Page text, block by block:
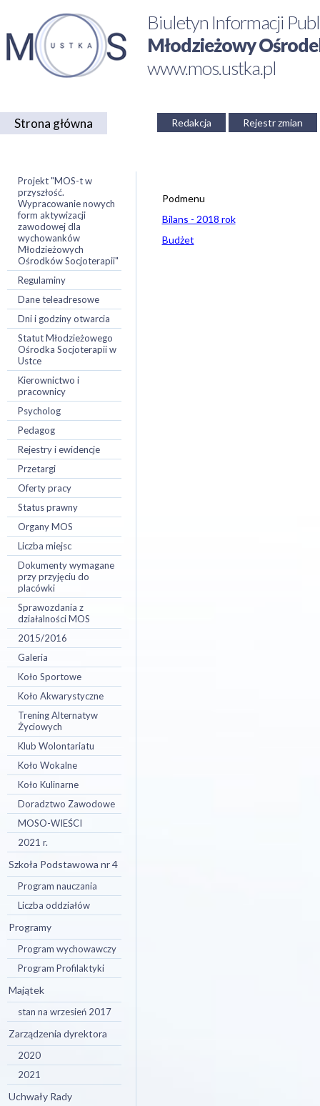
Biuletyn Informacji
Młodzieżowy
www.mos.ustka.pl
Strona główna Redakcja Rejestr zmian
Projekt "MOS-t w
przyszłość.
Wypracowanie nowych
form aktywizacji
zawodowej dla
wychowanków
Młodzieżowych
Ośrodków Socjoterapii"
Regulaminy
Dane teleadresowe
Dni i godziny otwarcia
Statut Młodzieżowego
Ośrodka Socjoterapii w
Ustce
Kierownictwo i
pracownicy
Psycholog
Pedagog
Rejestry i ewidencje
Przetargi
Oferty pracy
Status prawny
Organy MOS
Liczba miejsc
Dokumenty wymagane
przy przyjęciu do
placówki
Sprawozdania z
działalności MOS
2015/2016
Galeria
Koło Sportowe
Koło Akwarystyczne
Trening Alternatyw
Życiowych
Klub Wolontariatu
Koło Wokalne
Koło Kulinarne
Doradztwo Zawodowe
MOSO-WIEŚCI
2021 r.
Szkoła Podstawowa nr 4
Program nauczania
Liczba oddziałów
Programy
Program wychowawczy
Program Profilaktyki
Majątek
stan na wrzesień 2017
Zarządzenia dyrektora
2020
2021
Uchwały Rady
Podmenu
Bilans - 2018 rok
Budżet